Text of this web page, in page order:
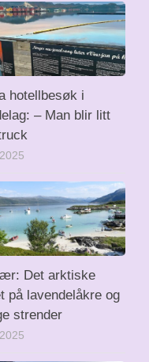
hotellbesøk i
– Man blir litt
Det arktiske
på lavendelåkre og
strender